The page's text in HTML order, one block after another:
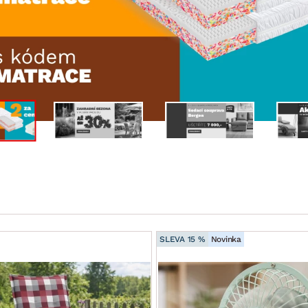
DOMÁCÍ SPOTŘEBIČE ZAHRADNÍ
SLEVA 15 % Novinka